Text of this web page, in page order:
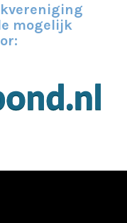
mogelijk